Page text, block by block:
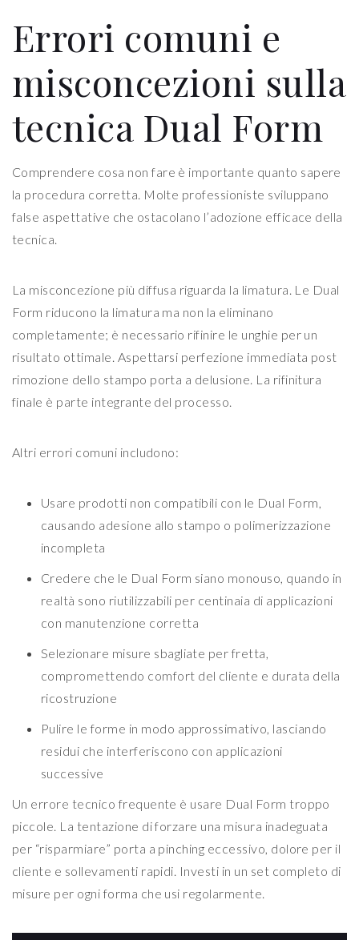
Errori comuni e
misconcezioni sulla
tecnica Dual Form
Comprendere cosa non fare è importante quanto sapere
la procedura corretta. Molte professioniste sviluppano
false aspettative che ostacolano l’adozione efficace della
tecnica.
La misconcezione più diffusa riguarda la limatura. Le Dual
Form riducono la limatura ma non la eliminano
completamente; è necessario rifinire le unghie per un
risultato ottimale. Aspettarsi perfezione immediata post
rimozione dello stampo porta a delusione. La rifinitura
finale è parte integrante del processo.
Altri errori comuni includono:
Usare prodotti non compatibili con le Dual Form,
causando adesione allo stampo o polimerizzazione
incompleta
Credere che le Dual Form siano monouso, quando in
realtà sono riutilizzabili per centinaia di applicazioni
con manutenzione corretta
Selezionare misure sbagliate per fretta,
compromettendo comfort del cliente e durata della
ricostruzione
Pulire le forme in modo approssimativo, lasciando
residui che interferiscono con applicazioni
successive
Un errore tecnico frequente è usare Dual Form troppo
piccole. La tentazione di forzare una misura inadeguata
per “risparmiare” porta a pinching eccessivo, dolore per il
cliente e sollevamenti rapidi. Investi in un set completo di
misure per ogni forma che usi regolarmente.